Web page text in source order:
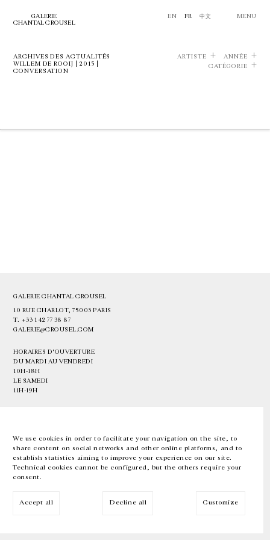
We use cookies in order to facilitate your navigation on the site, to
share content on social networks and other online platforms, and to
establish statistics aiming to improve your experience on our site.
Technical cookies cannot be configured, but the others require your
consent.
Accept all Decline all Customize
GALERIE
CHANTAL CROUSEL
EN FR 中文 MENU
ARCHIVES DES ACTUALITÉS
WILLEM DE ROOIJ | 2015 |
CONVERSATION
ARTISTE
ANNÉE
CATÉGORIE
GALERIE CHANTAL CROUSEL
10 RUE CHARLOT, 75003 PARIS
T. +33 1 42 77 38 87
GALERIE@CROUSEL.COM
HORAIRES D'OUVERTURE
DU MARDI AU VENDREDI
10H-18H
LE SAMEDI
11H-19H
EN FR 中文 Facebook Instagram
Inscrivez-vous à notre newsletter